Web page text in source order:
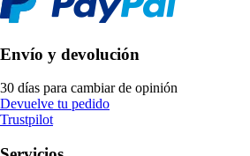
Envío y devolución
30 días para cambiar de opinión
Devuelve tu pedido
Trustpilot